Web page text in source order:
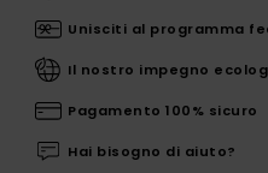
Unisciti al programma
Il nostro impegno
Pagamento 100% sicuro
Hai bisogno di aiuto?